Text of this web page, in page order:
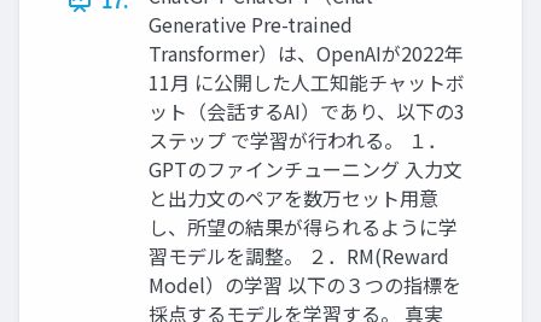
Generative Pre-trained
Transformer）は、OpenAIが2022年
11月 に公開した人工知能チャットボ
ット（会話するAI）であり、以下の3
ステップ で学習が行われる。 １．
GPTのファインチューニング 入力文
と出力文のペアを数万セット用意
し、所望の結果が得られるように学
習モデルを調整。 ２．RM(Reward
Model）の学習 以下の３つの指標を
採点するモデルを学習する。 真実